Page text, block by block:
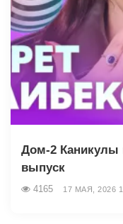
Дом-2 Каникулы
выпуск
4165 17 МАЯ, 2026